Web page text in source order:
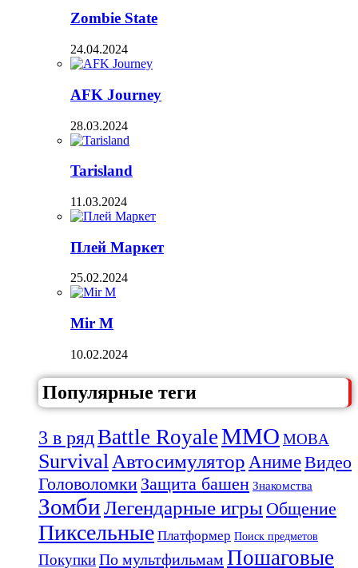
Zombie State
24.04.2024
AFK Journey
28.03.2024
Tarisland
11.03.2024
Плей Маркет
25.02.2024
Mir M
10.02.2024
Популярные теги
3 в рядBattle RoyaleMMO MOBA
Survival Автосимулятор АнимеВидео
Головоломки Защита башен Знакомства
ЗомбиЛегендарные игры Общение
Пиксельные Платформер Поиск предметов
ПокупкиПо мультфильмам Пошаговые